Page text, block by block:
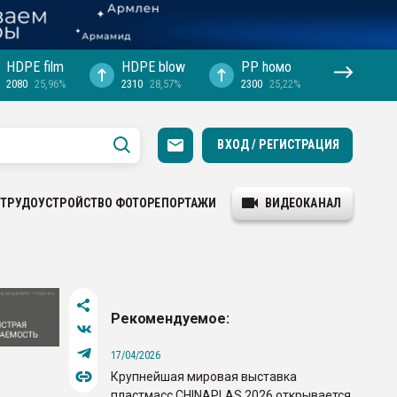
HDPE film
2080 25,96%
HDPE blow
2310 28,57%
PP hомо
2300 25,22%
ВХОД / РЕГИСТРАЦИЯ
ТРУДОУСТРОЙСТВО ФОТОРЕПОРТАЖИ ВИДЕОКАНАЛ
Рекомендуемое:
17/04/2026
Крупнейшая мировая выставка